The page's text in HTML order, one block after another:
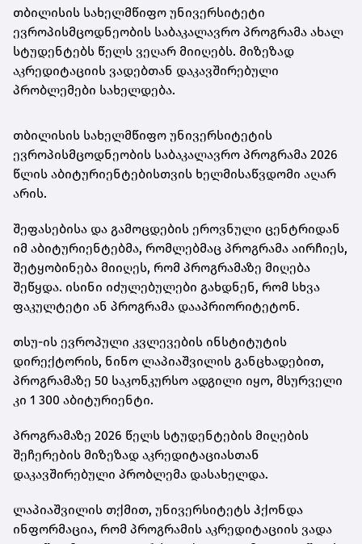
თბილისის სახელმწიფო უნივერსიტეტი
ევროპისმცოდნეობის საბაკალავრო პროგრამა ახალ
სტუდენტებს წელს ვეღარ მიიღებს. მიზეზად
აკრედიტაციის ვადებთან დაკავშირებული
პრობლემები სახელდება.
თბილისის სახელმწიფო უნივერსიტეტის
ევროპისმცოდნეობის საბაკალავრო პროგრამა 2026
წლის აბიტურიენტებისთვის ხელმისაწვდომი აღარ
არის.
შეფასებისა და გამოცდების ეროვნული ცენტრიდან
იმ აბიტურიენტებმა, რომლებმაც პროგრამა აირჩიეს,
შეტყობინება მიიღეს, რომ პროგრამაზე მიღება
შეწყდა. ისინი იძულებულები გახდნენ, რომ სხვა
ფაკულტეტი ან პროგრამა დააპრიორიტეტონ.
თსუ-ის ევროპული კვლევების ინსტიტუტის
დირექტორის, ნინო ლაპიაშვილის განცხადებით,
პროგრამაზე 50 საკონკურსო ადგილი იყო, მსურველი
კი 1 300 აბიტურიენტი.
პროგრამაზე 2026 წელს სტუდენტების მიღების
შეჩერების მიზეზად აკრედიტაციასთან
დაკავშირებული პრობლემა დასახელდა.
ლაპიაშვილის თქმით, უნივერსიტეტს ჰქონდა
ინფორმაცია, რომ პროგრამის აკრედიტაციის ვადა